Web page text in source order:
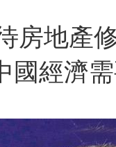
房地產
國經濟